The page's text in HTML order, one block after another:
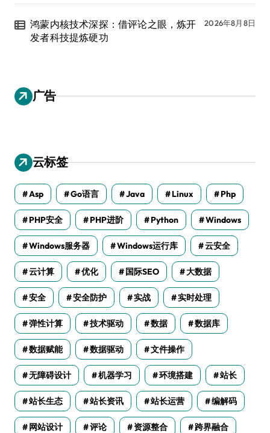
鸿蒙内核技术深探：借评论之眼，炼开
发者科技提炼硬功
2026年8月8日
广告
云标签
Asp Go语言 Java Linux Php
PHP安全 PHP进阶 Python Windows
Windows服务器 Windows运行库 云安全
云计算 优化 国际SEO 大数据
安全 安全防护 实战 实时处理
弹性计算 技术驱动 数据 数据库
数据赋能 数据驱动 文件操作
无障碍设计 机器学习 环境搭建 站长
站长生态 站长资讯 站长运营 编解码
网站设计 评论 资源整合 跨界融合